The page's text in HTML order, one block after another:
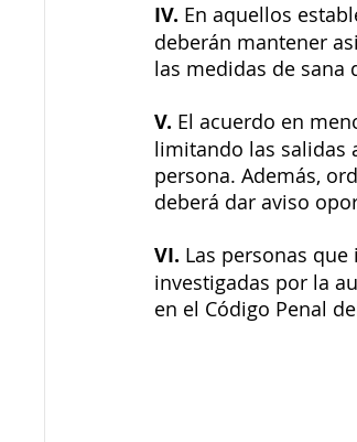
IV. En aquellos
deberán mantener
las medidas de sana
V. El acuerdo en
limitando las salidas
persona. Además,
deberá dar aviso
VI. Las personas
investigadas por la
en el Código Penal